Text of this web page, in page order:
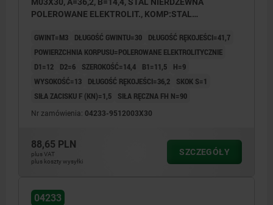
POLEROWANE ELEKTROLIT., KOMP:STAL
GWINT=M3 DŁUGOŚĆ GWINTU=30
DŁUGOŚĆ RĘKOJEŚCI=41,7
POWIERZCHNIA KORPUSU=POLEROWANE ELEKTROLITYCZNIE
D1=12
D2=6 SZEROKOŚĆ=14,4 B1=11,5
H=9
WYSOKOŚĆ=13
DŁUGOŚĆ RĘKOJEŚCI=36,2
SKOK S=1
SIŁA ZACISKU F (KN)=1,5
SIŁA RĘCZNA FH N=90
Nr zamówienia: 04233-9512003X30
88,65 PLN
plus VAT
plus koszty wysyłki
SZCZEGÓŁY
04233